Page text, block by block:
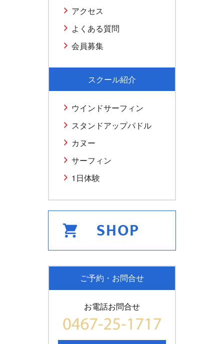
アクセス
よくある質問
会員募集
スクール紹介
ウインドサーフィン
スタンドアップパドル
カヌー
サーフィン
1日体験
ご予約・お問合せ
お電話お問合せ